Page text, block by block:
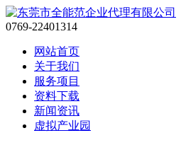
0769-22401314
网站首页
关于我们
服务项目
资料下载
新闻资讯
虚拟产业园